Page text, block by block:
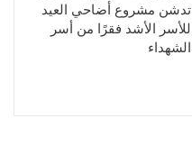
تدشن مشروع أضاحي العيد
للأسر الأشد فقرًا من أسر
الشهداء